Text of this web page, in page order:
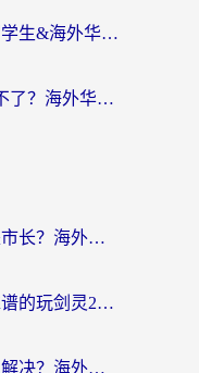
海外哪里能看奥运直播？留学生&海外华人必看的体育赛事观赛终极指南
12123交管在国外怎么使用不了？海外华人必看的无缝访问国内资源指南
意大利怎么玩模拟城市我是市长？海外党国服游戏加速终极攻略（附三国3量子特攻解决办法）
人在海外，如何选择一款靠谱的玩剑灵2加速器？
国外玩灌篮高手延迟高怎么解决？海外玩家国服游戏加速终极指南